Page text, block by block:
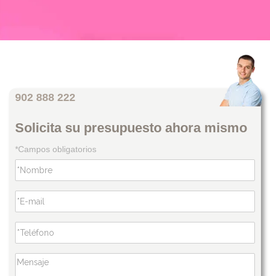
902 888 222
Solicita su presupuesto ahora mismo
*Campos obligatorios